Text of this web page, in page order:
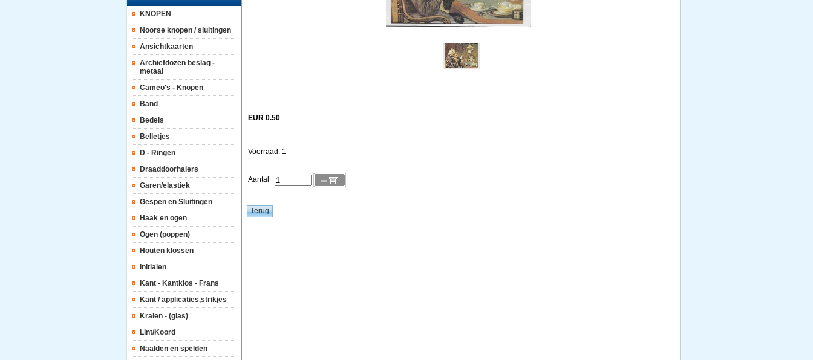
KNOPEN
Noorse knopen / sluitingen
Ansichtkaarten
Archiefdozen beslag -
metaal
Cameo's - Knopen
Band
Bedels
Belletjes
D - Ringen
Draaddoorhalers
Garen/elastiek
Gespen en Sluitingen
Haak en ogen
Ogen (poppen)
Houten klossen
Initialen
Kant - Kantklos - Frans
Kant / applicaties,strikjes
Kralen - (glas)
Lint/Koord
Naalden en spelden
EUR 0.50
Voorraad: 1
Aantal